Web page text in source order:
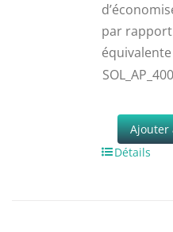
par
Ajouter
Détails